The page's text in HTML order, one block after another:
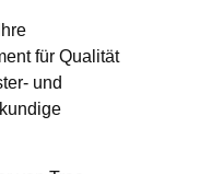
für Qualität
und